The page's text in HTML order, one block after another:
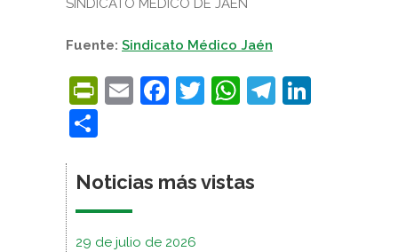
SINDICATO MÉDICO DE JAÉN
Fuente: Sindicato Médico Jaén
PrintFriendly
EmailFacebook
Twitter
WhatsApp
Noticias más vistas
29 de julio de 2026